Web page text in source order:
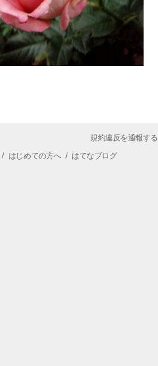
規約違反を通報する
/ はじめての方へ/ はてなブログ